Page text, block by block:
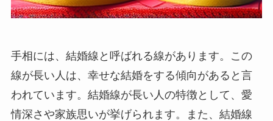
手相には、結婚線と呼ばれる線があります。この
線が長い人は、幸せな結婚をする傾向があると言
われています。結婚線が長い人の特徴として、愛
情深さや家族思いが挙げられます。また、結婚線